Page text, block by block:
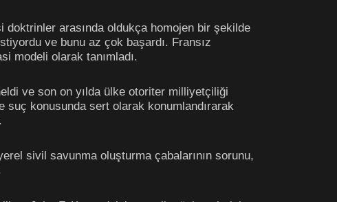
arasında oldukça homojen bir şekilde
ve bunu az çok başardı. Fransız
modeli olarak tanımladı.
ve son on yılda ülke otoriter milliyetçiliği
suç konusunda sert olarak konumlandırarak
sivil savunma oluşturma çabalarının sorunu,